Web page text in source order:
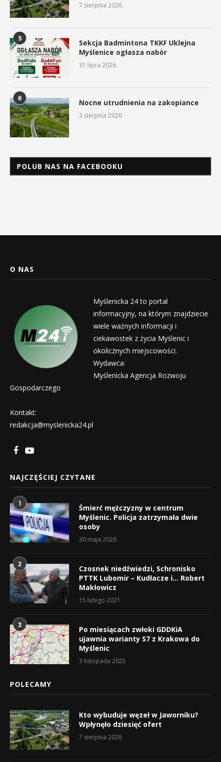
7 sierpnia 2026
5
Sekcja Badmintona TKKF Uklejna
Myślenice ogłasza nabór
31 lipca 2026
6 Nocne utrudnienia na zakopiance
3 sierpnia 2026
POLUB NAS NA FACEBOOKU
O NAS
Myślenicka 24 to portal
informacyjny, na którym znajdziecie
wiele ważnych informacji i
ciekawostek z życia Myślenic i
okolicznych miejscowości.
Wydawca:
Myślenicka Agencja Rozwoju
Gospodarczego
Kontakt:
redakcja@myslenicka24.pl
NAJCZĘŚCIEJ CZYTANE
1
Śmierć mężczyzny w centrum
Myślenic. Policja zatrzymała dwie
osoby
30 maja 2026
2
Czosnek niedźwiedzi, Schronisko
PTTK Lubomir – Kudłacze i… Robert
Makłowicz
15 lutego 2021
3
Po miesiącach zwłoki GDDKiA
ujawnia warianty S7 z Krakowa do
Myślenic
3 listopada 2025
POLECAMY
Kto wybuduje węzeł w Jaworniku?
Wpłynęło dziesięć ofert
7 sierpnia 2026